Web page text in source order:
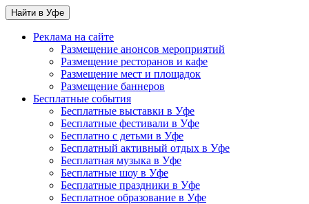
Найти в Уфе
Реклама на сайте
Размещение анонсов мероприятий
Размещение ресторанов и кафе
Размещение мест и площадок
Размещение баннеров
Бесплатные события
Бесплатные выставки в Уфе
Бесплатные фестивали в Уфе
Бесплатно с детьми в Уфе
Бесплатный активный отдых в Уфе
Бесплатная музыка в Уфе
Бесплатные шоу в Уфе
Бесплатные праздники в Уфе
Бесплатное образование в Уфе